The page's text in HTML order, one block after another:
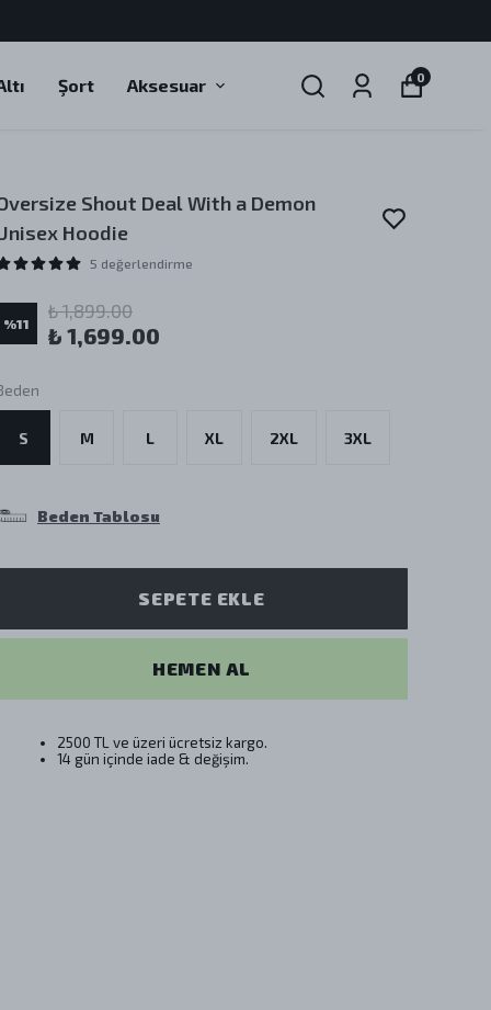
Şort Aksesuar 0
Shout Deal With a Demon
Hoodie
5 değerlendirme
%11
₺ 1,899.00
₺ 1,699.00
S M L XL 2XL 3XL
Beden Tablosu
SEPETE EKLE
HEMEN AL
2500 TL ve üzeri ücretsiz kargo.
14 gün içinde iade & değişim.